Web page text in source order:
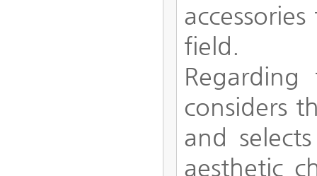
field.
considers
and
aesthetic